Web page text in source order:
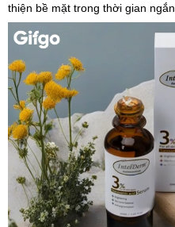
thiện bề mặt trong thời gian ngắn.